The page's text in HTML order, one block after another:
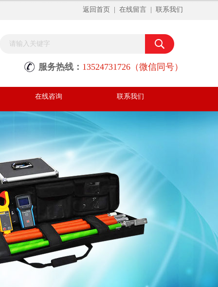
返回首页 在线留言 联系我们
服务热线： 13524731726（微信同号）
在线咨询 联系我们